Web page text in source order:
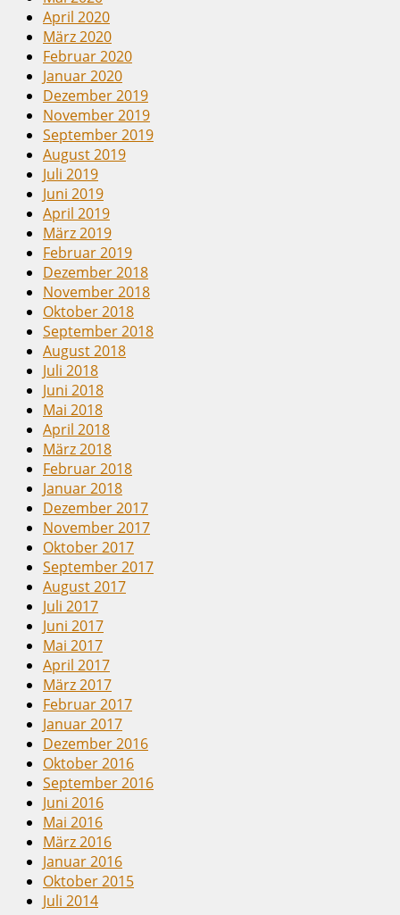
April 2020
März 2020
Februar 2020
Januar 2020
Dezember 2019
November 2019
September 2019
August 2019
Juli 2019
Juni 2019
April 2019
März 2019
Februar 2019
Dezember 2018
November 2018
Oktober 2018
September 2018
August 2018
Juli 2018
Juni 2018
Mai 2018
April 2018
März 2018
Februar 2018
Januar 2018
Dezember 2017
November 2017
Oktober 2017
September 2017
August 2017
Juli 2017
Juni 2017
Mai 2017
April 2017
März 2017
Februar 2017
Januar 2017
Dezember 2016
Oktober 2016
September 2016
Juni 2016
Mai 2016
März 2016
Januar 2016
Oktober 2015
Juli 2014